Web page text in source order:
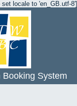
locale to 'en_GB.utf-8']
Booking System